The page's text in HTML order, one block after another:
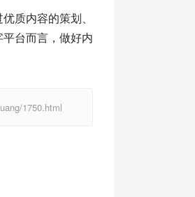
质内容的策划、
台而言，做好内
1750.html